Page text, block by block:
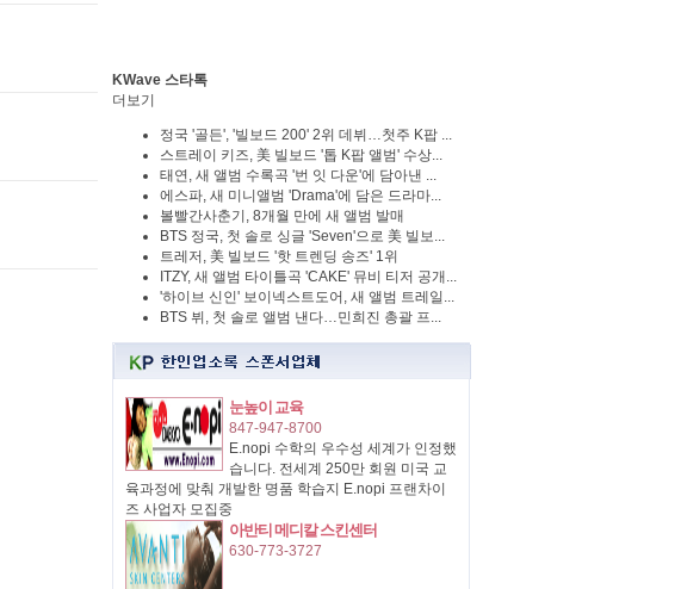
KWave 스타톡
더보기
정국 '골든', '빌보드 200' 2위 데뷔…첫주 K팝 ...
스트레이 키즈, 美 빌보드 '톱 K팝 앨범' 수상...
태연, 새 앨범 수록곡 '번 잇 다운'에 담아낸 ...
에스파, 새 미니앨범 'Drama'에 담은 드라마...
볼빨간사춘기, 8개월 만에 새 앨범 발매
BTS 정국, 첫 솔로 싱글 'Seven'으로 美 빌보...
트레저, 美 빌보드 '핫 트렌딩 송즈' 1위
ITZY, 새 앨범 타이틀곡 'CAKE' 뮤비 티저 공개...
'하이브 신인' 보이넥스트도어, 새 앨범 트레일...
BTS 뷔, 첫 솔로 앨범 낸다…민희진 총괄 프...
눈높이 교육
847-947-8700
E.nopi 수학의 우수성 세계가 인정했
습니다. 전세계 250만 회원 미국 교
육과정에 맞춰 개발한 명품 학습지 E.nopi 프랜차이
즈 사업자 모집중
아반티 메디칼 스킨센터
630-773-3727